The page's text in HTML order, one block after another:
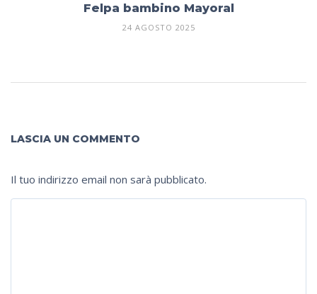
Felpa bambino Mayoral
24 AGOSTO 2025
LASCIA UN COMMENTO
Il tuo indirizzo email non sarà pubblicato.